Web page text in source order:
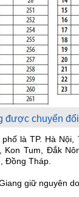
được chuyển
là TP. Hà
Tum, Đắk
Đồng Tháp.
giữ nguyên